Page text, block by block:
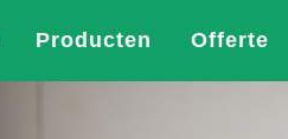
Producten Offerte